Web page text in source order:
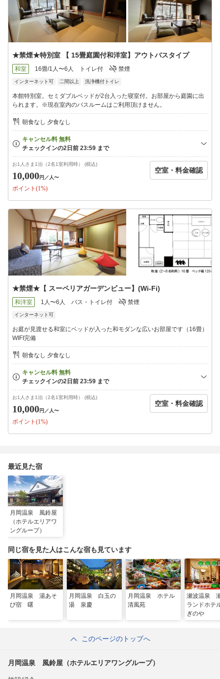
★禁煙★特別室 【 15畳庭園付和洋室】アウトバスタイプ
和室 16畳/1人〜6人 トイレ付 禁煙
インターネット可 二間以上 洗浄機付トイレ
本館特別室。セミダブルベッドが2台入った寝室付。お部屋から庭園に出
られます。※現在室内のバスルームはご利用頂けません。
朝食なし 夕食なし
お1人さま1泊（2名1室利用時） (税込)
10,000円 ／人〜
ポイント(1%)
空室・料金確認
★禁煙★【 スーペリアガーデンビュー】(Wi-Fi)
和洋室 1人〜6人 バス・トイレ付 禁煙
インターネット可
お庭が見渡せる和室にベッドが入った和モダンな広いお部屋です（16畳）
WIFI完備
朝食なし 夕食なし
お1人さま1泊（2名1室利用時） (税込)
10,000円 ／人〜
ポイント(1%)
空室・料金確認
最近見た宿
月岡温泉 風鈴屋
（ホテルエリアワ
ングループ）
同じ宿を見た人はこんな宿も見ています
月岡温泉 湯あそ
び宿 曙
月岡温泉 白玉の
湯 泉慶
月岡温泉 ホテル
清風苑
瀬波温泉
ランドホ
ぎのや
このページのトップへ
月岡温泉 風鈴屋（ホテルエリアワングループ）